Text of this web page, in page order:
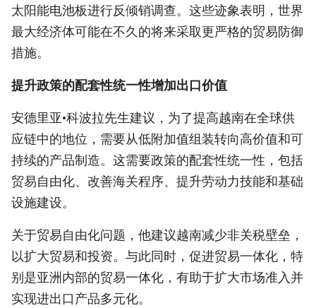
太阳能电池板进行反倾销调查。这些迹象表明，世界
最大经济体可能在不久的将来采取更严格的贸易防御
措施。
提升政策的配套性统一性增加出口价值
安德里亚•科波拉先生建议，为了提高越南在全球供
应链中的地位，需要从低附加值组装转向高价值和可
持续的产品制造。这需要政策的配套性统一性，包括
贸易自由化、改善海关程序、提升劳动力技能和基础
设施建设。
关于贸易自由化问题，他建议越南减少非关税壁垒，
以扩大贸易和投资。与此同时，促进贸易一体化，特
别是亚洲内部的贸易一体化，有助于扩大市场准入并
实现进出口产品多元化。